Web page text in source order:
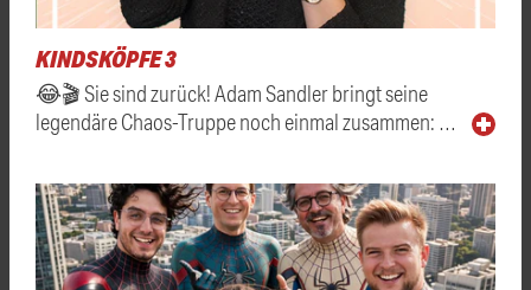
KINDSKÖPFE 3
😂🎬 Sie sind zurück! Adam Sandler bringt seine
legendäre Chaos-Truppe noch einmal zusammen: …